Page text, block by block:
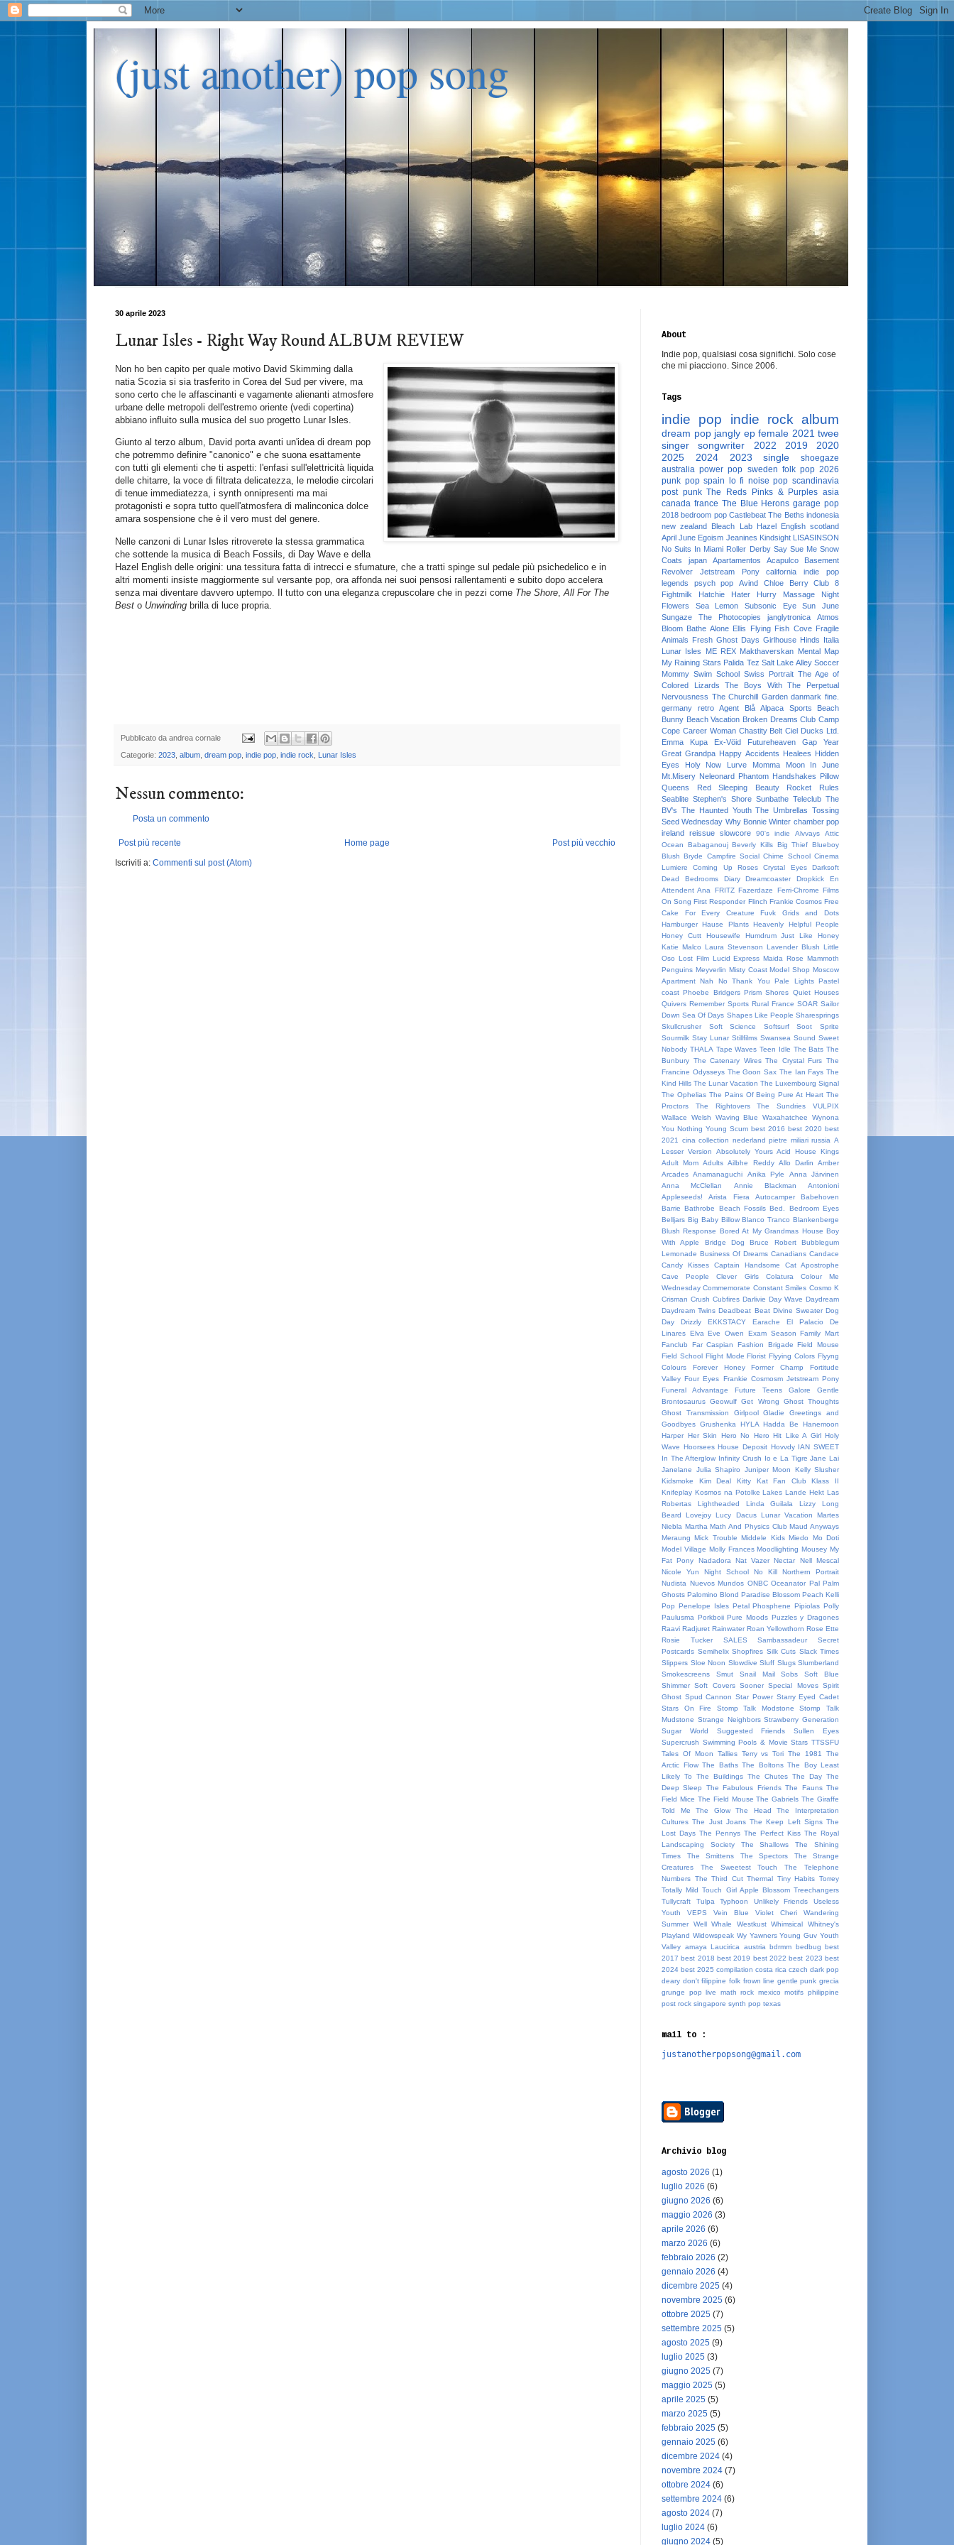
(just another) pop song
30 aprile 2023
Lunar Isles - Right Way Round ALBUM REVIEW
Non ho ben capito per quale motivo David Skimming dalla
natia Scozia si sia trasferito in Corea del Sud per vivere, ma
sono certo che le affascinanti e vagamente alienanti atmosfere
urbane delle metropoli dell'estremo oriente (vedi copertina)
abbiano influito sulla musica del suo progetto Lunar Isles.
Giunto al terzo album, David porta avanti un'idea di dream pop
che potremmo definire "canonico" e che suona esattamente
con tutti gli elementi che ti aspetti: l'enfasi sull'elettricità liquida
delle chitarre, la voce di filtrata delicatezza, le melodie circolari
di tenue immediatezza, i synth onnipresenti ma mai
protagonisti e sopra tutto quell'atmosfera di malinconica dolce
amara sospensione che è il vero must del genere.
Nelle canzoni di Lunar Isles ritroverete la stessa grammatica
che sottende la musica di Beach Fossils, di Day Wave e della
Hazel English delle origini: una tessitura fatta di intrecci e sfumature, che a tratti spinge sul pedale più psichedelico e in
altri momenti insiste maggiormente sul versante pop, ora affonda nei suoi pensosi rallentamenti e subito dopo accelera
senza mai diventare davvero uptempo. Il tutto con una eleganza crepuscolare che in pezzi come The Shore All For The
Best o Unwinding brilla di luce propria.
Pubblicato da andrea cornale
Categorie: 2023 album dream pop indie pop indie rock Lunar Isles
Nessun commento:
Posta un commento
Post più recente Post più vecchio
Home page
Iscriviti a: Commenti sul post (Atom)
About
Indie pop, qualsiasi cosa significhi. Solo cose
che mi piacciono. Since 2006.
Tags
indie pop indie rock album
dream pop jangly ep female 2021 twee
singer songwriter
2022 2019
2020
2025
2024 2023 single
shoegaze
australia power pop sweden folk pop 2026
punk pop spain lo fi noise pop scandinavia
post punk The Reds Pinks & Purples asia
canada france The Blue Herons garage pop
2018 bedroom pop Castlebeat The Beths indonesia
new zealand Bleach Lab Hazel English scotland
April June Egoism Jeanines Kindsight LISASINSON
No Suits In Miami Roller Derby Say Sue Me Snow
Coats
japan Apartamentos Acapulco
Basement
Revolver
Jetstream Pony california
indie pop
legends
psych pop Avind Chloe Berry
Club 8
Fightmilk
Hatchie Hater Hurry Massage
Night
Flowers
Sea Lemon Subsonic Eye
Sun June
Sungaze
The Photocopies janglytronica
Atmos
Bloom Bathe Alone Ellis Flying Fish Cove Fragile
Animals Fresh Ghost Days Girlhouse Hinds Italia
Lunar Isles
ME REX Makthaverskan Mental Map
My Raining Stars Palida Tez Salt Lake Alley Soccer
Mommy Swim School Swiss Portrait The Age of
Colored Lizards
The Boys With The Perpetual
Nervousness The Churchill Garden danmark fine.
germany
retro Agent Blå Alpaca Sports
Beach
Bunny Beach Vacation Broken Dreams Club Camp
Cope Career Woman Chastity Belt Ciel Ducks Ltd.
Emma Kupa
Ex-Vöid Futureheaven
Gap Year
Great Grandpa Happy Accidents Healees Hidden
Eyes
Holy Now Lurve Momma
Moon In June
Mt.Misery Neleonard Phantom Handshakes Pillow
Queens
Red Sleeping Beauty
Rocket Rules
Seablite Stephen's Shore Sunbathe Teleclub The
BV's The Haunted Youth The Umbrellas Tossing
Seed Wednesday Why Bonnie Winter chamber pop
ireland reissue slowcore 90's indie Alvvays
Attic
Ocean
Babaganouj Beverly Kills Big Thief Blueboy
Blush Bryde Campfire Social Chime School Cinema
Lumiere
Coming Up Roses Crystal Eyes
Darksoft
Dead Bedrooms
Diary Dreamcoaster Dropkick
En
Attendent Ana
FRITZ Fazerdaze Ferri-Chrome Films
On Song First Responder Flinch Frankie Cosmos Free
Cake For Every Creature
Fuvk
Grids and Dots
Hamburger Hause Plants Heavenly
Helpful People
Honey Cutt
Housewife Humdrum
Just Like Honey
Katie Malco Laura Stevenson Lavender Blush Little
Oso Lost Film Lucid Express Maida Rose Mammoth
Penguins Meyverlin Misty Coast Model Shop Moscow
Apartment Nah No Thank You Pale Lights Pastel
coast Phoebe Bridgers Prism Shores Quiet Houses
Quivers Remember Sports Rural France SOAR Sailor
Down Sea Of Days Shapes Like People Sharesprings
Skullcrusher
Soft Science Softsurf
Soot Sprite
Sourmilk Stay Lunar Stillfilms Swansea Sound Sweet
Nobody THALA Tape Waves Teen Idle The Bats The
Bunbury The Catenary Wires The Crystal Furs The
Francine Odysseys The Goon Sax The Ian Fays The
Kind Hills The Lunar Vacation The Luxembourg Signal
The Ophelias The Pains Of Being Pure At Heart The
Proctors
The Rightovers The Sundries
VULPIX
Wallace Welsh
Waving Blue Waxahatchee
Wynona
You Nothing Young Scum best 2016 best 2020 best
2021
cina collection nederland pietre miliari russia A
Lesser Version
Absolutely Yours Acid House Kings
Adult Mom Adults Ailbhe Reddy Allo Darlin
Amber
Arcades Anamanaguchi Anika Pyle
Anna Järvinen
Anna McClellan
Annie Blackman
Antonioni
Appleseeds!
Arista Fiera Autocamper
Babehoven
Barrie Bathrobe Beach Fossils Bed.
Bedroom Eyes
Belljars Big Baby Billow Blanco Tranco Blankenberge
Blush Response Bored At My Grandmas House Boy
With Apple
Bridge Dog Bruce Robert
Bubblegum
Lemonade Business Of Dreams Canadians Candace
Candy Kisses
Captain Handsome
Cat Apostrophe
Cave People
Clever Girls Colatura
Colour Me
Wednesday Commemorate Constant Smiles Cosmo K
Crisman Crush Cubfires Darlivie Day Wave Daydream
Daydream Twins Deadbeat Beat Divine Sweater Dog
Day
Drizzly EKKSTACY Earache
El Palacio De
Linares Elva Eve Owen Exam Season Family Mart
Fanclub
Far Caspian Fashion Brigade Field Mouse
Field School Flight Mode Florist Flyying Colors Flyyng
Colours
Forever Honey Former Champ
Fortitude
Valley Four Eyes Frankie Cosmosm Jetstream Pony
Funeral Advantage
Future Teens Galore
Gentle
Brontosaurus Geowulf Get Wrong
Ghost Thoughts
Ghost Transmission
Girlpool Gladie
Greetings and
Goodbyes Grushenka HYLA Hadda Be
Hanemoon
Harper Her Skin Hero No Hero Hit Like A Girl Holy
Wave Hoorsees House Deposit Hovvdy IAN SWEET
In The Afterglow Infinity Crush Io e La Tigre Jane Lai
Janelane
Julia Shapiro Juniper Moon
Kelly Slusher
Kidsmoke
Kim Deal Kitty Kat Fan Club
Klass II
Knifeplay Kosmos na Potolke Lakes Lande Hekt Las
Robertas
Lightheaded Linda Guilala Lizzy
Long
Beard
Lovejoy Lucy Dacus Lunar Vacation
Martes
Niebla Martha Math And Physics Club Maud Anyways
Meraung Mick Trouble Middele Kids Miedo
Mo Doti
Model Village Molly Frances Moodlighting Mousey My
Fat Pony
Nadadora Nat Vazer Nectar Nell Mescal
Nicole Yun
Night School No Kill
Northern Portrait
Nudista Nuevos Mundos ONBC Oceanator Pal Palm
Ghosts Palomino Blond Paradise Blossom Peach Kelli
Pop Penelope Isles Petal Phosphene Pipiolas Polly
Paulusma Porkboii Pure Moods Puzzles y Dragones
Raavi Radjuret Rainwater Roan Yellowthorn Rose Ette
Rosie Tucker
SALES Sambassadeur
Secret
Postcards Semihelix Shopfires Silk Cuts Slack Times
Slippers Sloe Noon Slowdive Sluff Slugs Slumberland
Smokescreens
Smut Snail Mail Sobs
Soft Blue
Shimmer Soft Covers Sooner Special Moves Spirit
Ghost Spud Cannon Star Power Starry Eyed Cadet
Stars On Fire
Stomp Talk Modstone
Stomp Talk
Mudstone Strange Neighbors Strawberry Generation
Sugar World
Suggested Friends
Sullen Eyes
Supercrush Swimming Pools & Movie Stars TTSSFU
Tales Of Moon
Tallies Terry vs Tori The 1981
The
Arctic Flow The Baths The Boltons The Boy Least
Likely To
The Buildings The Chutes The Day The
Deep Sleep
The Fabulous Friends The Fauns The
Field Mice The Field Mouse The Gabriels The Giraffe
Told Me
The Glow The Head
The Interpretation
Cultures The Just Joans The Keep Left Signs The
Lost Days The Pennys The Perfect Kiss The Royal
Landscaping Society
The Shallows
The Shining
Times
The Smittens The Spectors
The Strange
Creatures
The Sweetest Touch
The Telephone
Numbers The Third Cut Thermal Tiny Habits Torrey
Totally Mild Touch Girl Apple Blossom Treechangers
Tullycraft
Tulpa Typhoon Unlikely Friends
Useless
Youth
VEPS Vein Blue Violet Cheri
Wandering
Summer
Well Whale Westkust Whimsical
Whitney's
Playland Widowspeak Wy Yawners Young Guv Youth
Valley amaya Laucirica austria bdrmm bedbug best
2017 best 2018 best 2019 best 2022 best 2023 best
2024 best 2025 compilation costa rica czech dark pop
deary don't filippine folk frown line gentle punk grecia
grunge pop live math rock mexico motifs philippine
post rock singapore synth pop texas
mail to :
justanotherpopsong@gmail.com
Archivio blog
agosto 2026 (1)
luglio 2026 (6)
giugno 2026 (6)
maggio 2026 (3)
aprile 2026 (6)
marzo 2026 (6)
febbraio 2026 (2)
gennaio 2026 (4)
dicembre 2025 (4)
novembre 2025 (6)
ottobre 2025 (7)
settembre 2025 (5)
agosto 2025 (9)
luglio 2025 (3)
giugno 2025 (7)
maggio 2025 (5)
aprile 2025 (5)
marzo 2025 (5)
febbraio 2025 (5)
gennaio 2025 (6)
dicembre 2024 (4)
novembre 2024 (7)
ottobre 2024 (6)
settembre 2024 (6)
agosto 2024 (7)
luglio 2024 (6)
giugno 2024 (5)